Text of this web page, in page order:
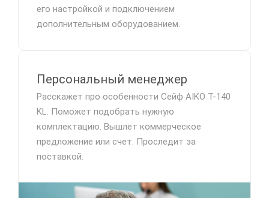
его настройкой и подключением
дополнительным оборудованием.
Персональный менеджер
Расскажет про особенности Сейф AIKO T-140
KL. Поможет подобрать нужную
комплектацию. Вышлет коммерческое
предложение или счет. Проследит за
поставкой.